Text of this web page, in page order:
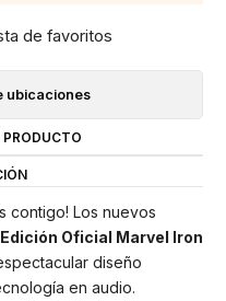
de favoritos
ubicaciones
PRODUCTO
contigo! Los nuevos
Oficial Marvel Iron
diseño
en audio.